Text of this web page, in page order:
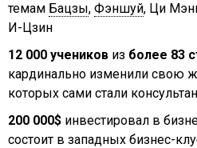
темам Бацзы,Фэншуй, Ци
И-Цзин
12 000 учеников из более 83
кардинально изменили свою
которых сами стали
200 000$ инвестировал в
состоит в западных бизнес-